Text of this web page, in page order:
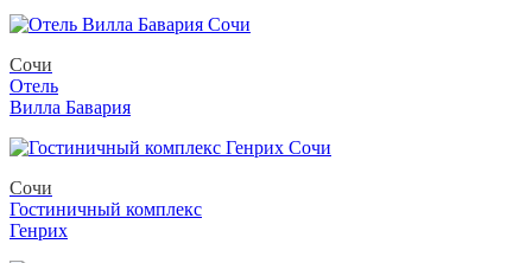
Сочи
Отель
Вилла Бавария
Сочи
Гостиничный комплекс
Генрих